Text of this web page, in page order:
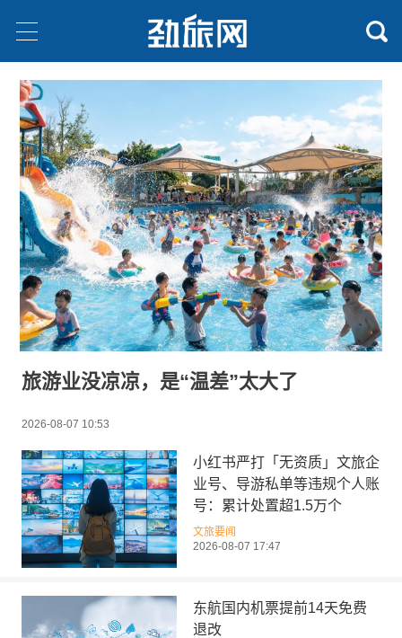
旅游业没凉凉，是“温差”太大了
2026-08-07 10:53
小红书严打「无资质」文旅企
业号、导游私单等违规个人账
号：累计处置超1.5万个
文旅要闻
2026-08-07 17:47
东航国内机票提前14天免费
退改